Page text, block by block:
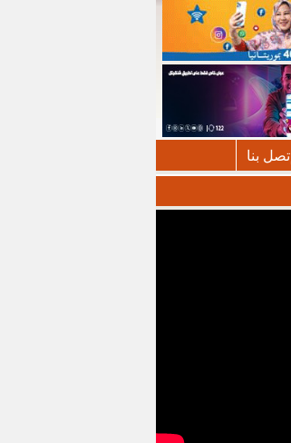
إتصل بنا